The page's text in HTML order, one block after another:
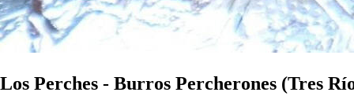
Los Perches - Burros Percherones (Tres